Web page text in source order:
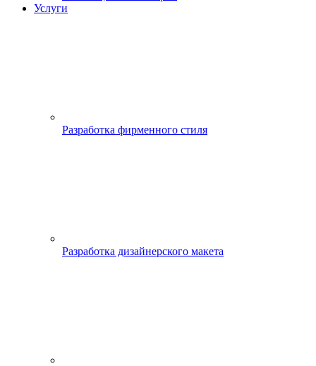
Услуги
Разработка фирменного стиля
Разработка дизайнерского макета